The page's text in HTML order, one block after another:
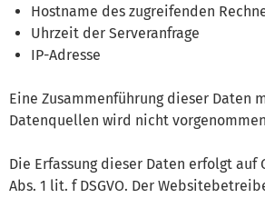
Hostname des zugreifenden
Uhrzeit der Serveranfrage
IP-Adresse
Eine Zusammenführung dieser Daten
Datenquellen wird nicht
Die Erfassung dieser Daten erfolgt auf
Abs. 1 lit. f DSGVO. Der